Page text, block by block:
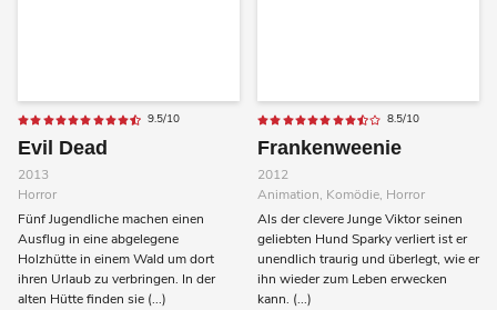
9.5/10
Evil Dead
2013
Horror
Fünf Jugendliche machen einen
Ausflug in eine abgelegene
Holzhütte in einem Wald um dort
ihren Urlaub zu verbringen. In der
alten Hütte finden sie (...)
8.5/10
Frankenweenie
2012
Animation, Komödie, Horror
Als der clevere Junge Viktor seinen
geliebten Hund Sparky verliert ist er
unendlich traurig und überlegt, wie er
ihn wieder zum Leben erwecken
kann. (...)